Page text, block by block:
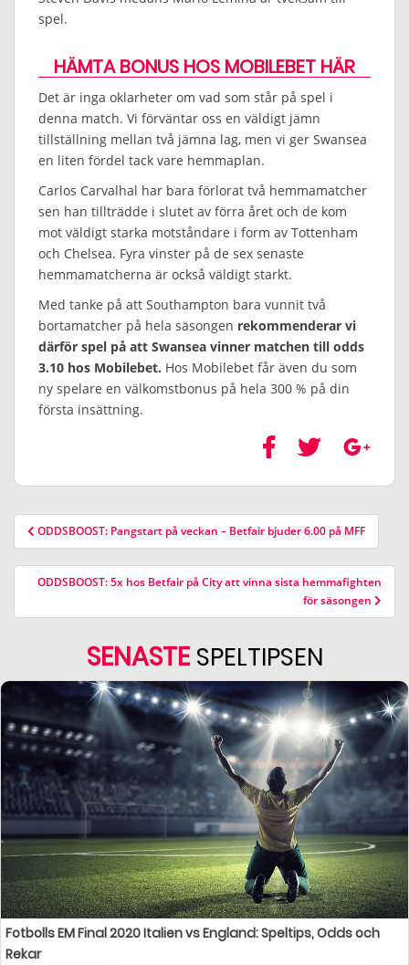
spel.
HÄMTA BONUS HOS MOBILEBET HÄR
Det är inga oklarheter om vad som står på spel i
denna match. Vi förväntar oss en väldigt jämn
tillställning mellan två jämna lag, men vi ger Swansea
en liten fördel tack vare hemmaplan.
Carlos Carvalhal har bara förlorat två hemmamatcher
sen han tillträdde i slutet av förra året och de kom
mot väldigt starka motståndare i form av Tottenham
och Chelsea. Fyra vinster på de sex senaste
hemmamatcherna är också väldigt starkt.
Med tanke på att Southampton bara vunnit två
bortamatcher på hela säsongen rekommenderar vi
därför spel på att Swansea vinner matchen till odds
3.10 hos Mobilebet. Hos Mobilebet får även du som
ny spelare en välkomstbonus på hela 300 % på din
första insättning.
ODDSBOOST: Pangstart på veckan – Betfair bjuder 6.00 på MFF
ODDSBOOST: 5x hos Betfair på City att vinna sista hemmafighten
för säsongen
SENASTESPELTIPSEN
Fotbolls EM Final 2020 Italien vs England: Speltips, Odds och
Rekar